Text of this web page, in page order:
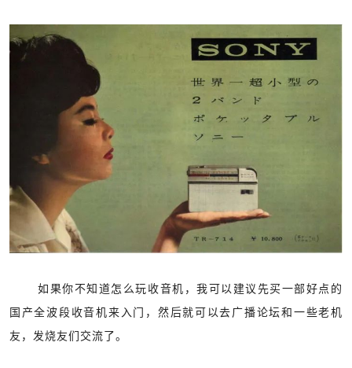
如果你不知道怎么玩收音机，我可以建议先买一部好点的
国产全波段收音机来入门，然后就可以去广播论坛和一些老机
友，发烧友们交流了。